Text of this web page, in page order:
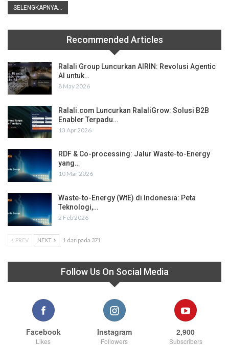
SELENGKAPNYA...
Recommended Articles
Ralali Group Luncurkan AIRIN: Revolusi Agentic
AI untuk…
8 May 2026
Ralali.com Luncurkan RalaliGrow: Solusi B2B
Enabler Terpadu…
13 Apr 2026
RDF & Co-processing: Jalur Waste-to-Energy
yang…
10 Mar 2026
Waste-to-Energy (WtE) di Indonesia: Peta
Teknologi,…
2 Feb 2026
PREV NEXT 1 daripada 371
Follow Us On Social Media
Facebook
Likes
Instagram
Followers
2,900
Subscribers